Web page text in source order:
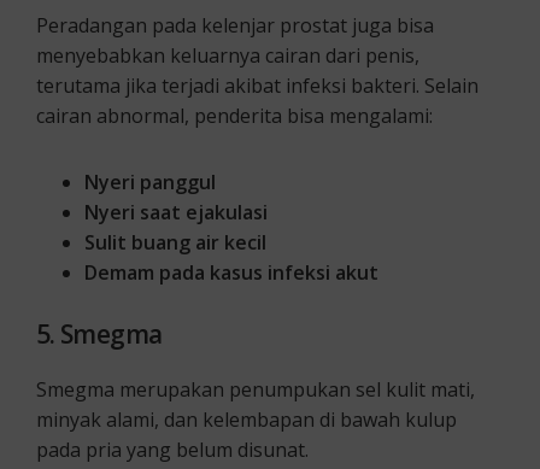
Peradangan pada kelenjar prostat juga bisa
menyebabkan keluarnya cairan dari penis,
terutama jika terjadi akibat infeksi bakteri. Selain
cairan abnormal, penderita bisa mengalami:
Nyeri panggul
Nyeri saat ejakulasi
Sulit buang air kecil
Demam pada kasus infeksi akut
5. Smegma
Smegma merupakan penumpukan sel kulit mati,
minyak alami, dan kelembapan di bawah kulup
pada pria yang belum disunat.